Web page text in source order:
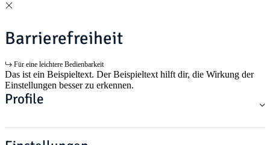
Barrierefreiheit
Für eine leichtere Bedienbarkeit
Das ist ein Beispieltext. Der Beispieltext hilft dir, die Wirkung der
Einstellungen besser zu erkennen.
Profile